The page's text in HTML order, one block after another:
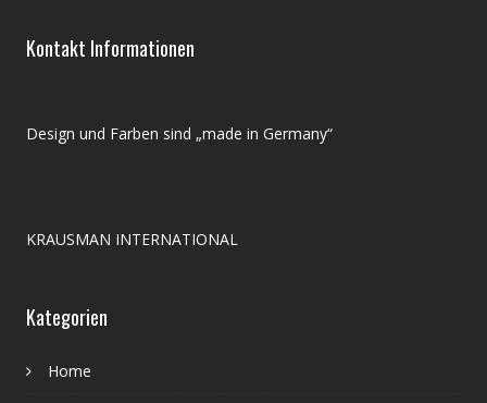
Kontakt Informationen
Design und Farben sind „made in Germany“
KRAUSMAN INTERNATIONAL
Kategorien
Home